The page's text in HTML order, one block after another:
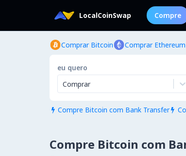
LocalCoinSwap Compre
Comprar Bitcoin Comprar Ethereum
eu quero
Comprar
 Compre Bitcoin com Bank Transfer 
Compre Bitcoin com